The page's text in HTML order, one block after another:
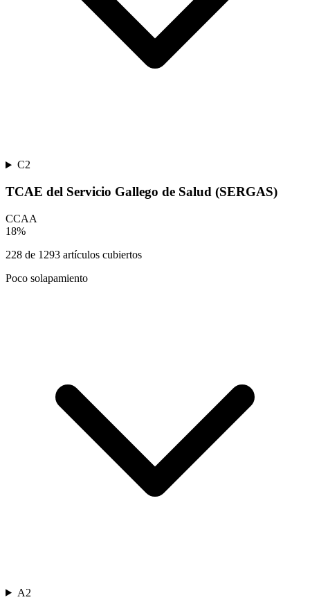
C2
TCAE del Servicio Gallego de Salud (SERGAS)
CCAA
18%
228 de 1293 artículos cubiertos
Poco solapamiento
A2